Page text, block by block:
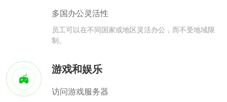
多国办公灵活性
员工可以在不同国家或地区灵活办公，而不受地域限
制。
游戏和娱乐
访问游戏服务器